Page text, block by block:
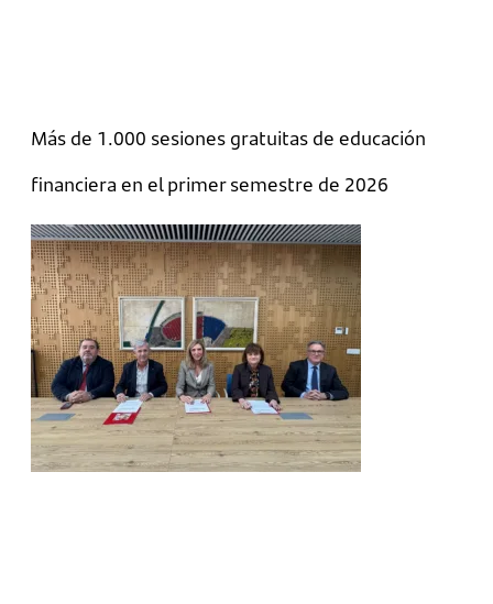
Más de 1.000 sesiones gratuitas de educación
financiera en el primer semestre de 2026